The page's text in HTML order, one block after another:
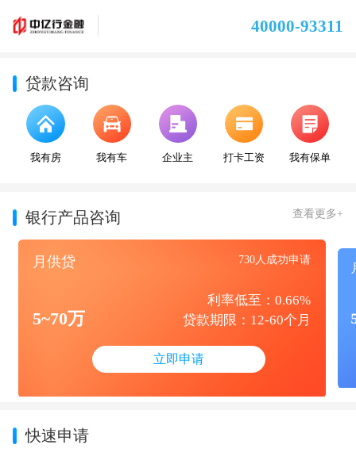
40000-93311
贷款咨询
我有房 我有车 企业主 打卡工资 我有保单
银行产品咨询 查看更多+
月供贷 730人成功申请
5~70万
利率低至：0.66%
贷款期限：12-60个月
立即申请
快速申请